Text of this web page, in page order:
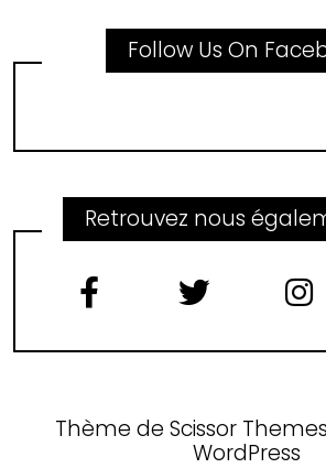
Follow Us On
Retrouvez nous
Thème de Scissor Themes
WordPress